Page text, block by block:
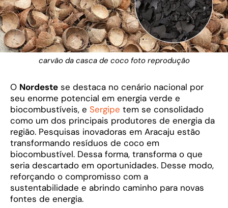
carvão da casca de coco foto reprodução
O Nordeste se destaca no cenário nacional por
seu enorme potencial em energia verde e
biocombustíveis, e Sergipe tem se consolidado
como um dos principais produtores de energia da
região. Pesquisas inovadoras em Aracaju estão
transformando resíduos de coco em
biocombustível. Dessa forma, transforma o que
seria descartado em oportunidades. Desse modo,
reforçando o compromisso com a
sustentabilidade e abrindo caminho para novas
fontes de energia.